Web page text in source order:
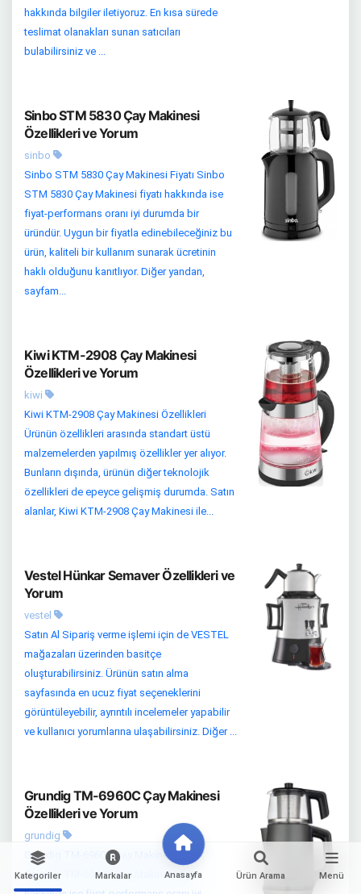
Kategoriler Markalar Anasayfa Ürün Arama Menü
hakkında bilgiler iletiyoruz. En kısa sürede
teslimat olanakları sunan satıcıları
bulabilirsiniz ve ...
Sinbo STM 5830 Çay Makinesi
Özellikleri ve Yorum
sinbo
Sinbo STM 5830 Çay Makinesi Fiyatı Sinbo
STM 5830 Çay Makinesi fiyatı hakkında ise
fiyat-performans oranı iyi durumda bir
üründür. Uygun bir fiyatla edinebileceğiniz bu
ürün, kaliteli bir kullanım sunarak ücretinin
haklı olduğunu kanıtlıyor. Diğer yandan,
sayfam...
Kiwi KTM-2908 Çay Makinesi
Özellikleri ve Yorum
kiwi
Kiwi KTM-2908 Çay Makinesi Özellikleri
Ürünün özellikleri arasında standart üstü
malzemelerden yapılmış özellikler yer alıyor.
Bunların dışında, ürünün diğer teknolojik
özellikleri de epeyce gelişmiş durumda. Satın
alanlar, Kiwi KTM-2908 Çay Makinesi ile...
Vestel Hünkar Semaver Özellikleri ve
Yorum
vestel
Satın Al Sipariş verme işlemi için de VESTEL
mağazaları üzerinden basitçe
oluşturabilirsiniz. Ürünün satın alma
sayfasında en ucuz fiyat seçeneklerini
görüntüleyebilir, ayrıntılı incelemeler yapabilir
ve kullanıcı yorumlarına ulaşabilirsiniz. Diğer ...
Grundig TM-6960C Çay Makinesi
Özellikleri ve Yorum
grundig
Grundig TM-6960C Çay Makinesi Fiyatı
Grundig TM-6960C Çay Makinesi fiyatı